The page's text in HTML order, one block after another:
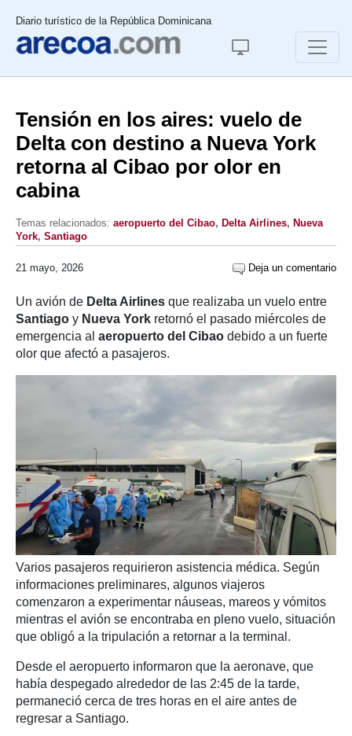
Diario turístico de la República Dominicana
Tensión en los aires: vuelo de
Delta con destino a Nueva York
retorna al Cibao por olor en
cabina
Temas relacionados: aeropuerto del Cibao, Delta Airlines, Nueva
York, Santiago
21 mayo, 2026 Deja un comentario
Un avión de Delta Airlines que realizaba un vuelo entre
Santiago y Nueva York retornó el pasado miércoles de
emergencia al aeropuerto del Cibao debido a un fuerte
olor que afectó a pasajeros.
Varios pasajeros requirieron asistencia médica. Según
informaciones preliminares, algunos viajeros
comenzaron a experimentar náuseas, mareos y vómitos
mientras el avión se encontraba en pleno vuelo, situación
que obligó a la tripulación a retornar a la terminal.
Desde el aeropuerto informaron que la aeronave, que
había despegado alrededor de las 2:45 de la tarde,
permaneció cerca de tres horas en el aire antes de
regresar a Santiago.